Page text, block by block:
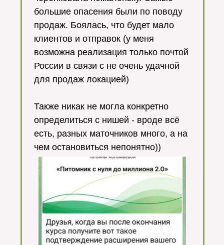
большие опасения были по поводу
продаж. Боялась, что будет мало
клиентов и отправок (у меня
возможна реализация только почтой
России в связи с не очень удачной
для продаж локацией)
Также никак не могла конкретно
определиться с нишей - вроде всё
есть, разных маточников много, а на
чем остановиться непонятно))